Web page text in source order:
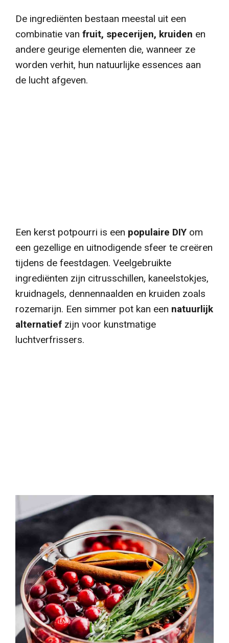
De ingrediënten bestaan meestal uit een
combinatie van fruit, specerijen, kruiden en
andere geurige elementen die, wanneer ze
worden verhit, hun natuurlijke essences aan
de lucht afgeven.
Een kerst potpourri is een populaire DIY om
een gezellige en uitnodigende sfeer te creëren
tijdens de feestdagen. Veelgebruikte
ingrediënten zijn citrusschillen, kaneelstokjes,
kruidnagels, dennennaalden en kruiden zoals
rozemarijn. Een simmer pot kan een natuurlijk
alternatief zijn voor kunstmatige
luchtverfrissers.